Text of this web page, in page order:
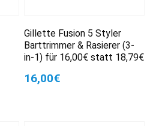
Gillette Fusion 5 Styler
Barttrimmer & Rasierer (3-
in-1) für 16,00€ statt 18,79€
16,00€